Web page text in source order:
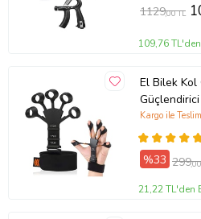
1129,00 TL
109,76
El Bilek Kol
DAMAR
Kargo ile
%33 299
21,22 TL'den